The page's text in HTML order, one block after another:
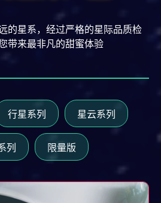
的星系，经过严格的星际品质检
带来最非凡的甜蜜体验
行星系列 星云系列
列 限量版